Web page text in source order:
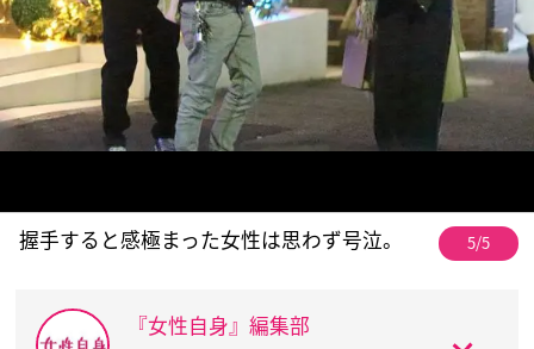
握手すると感極まった女性は思わず号泣。 5/5
『女性自身』編集部